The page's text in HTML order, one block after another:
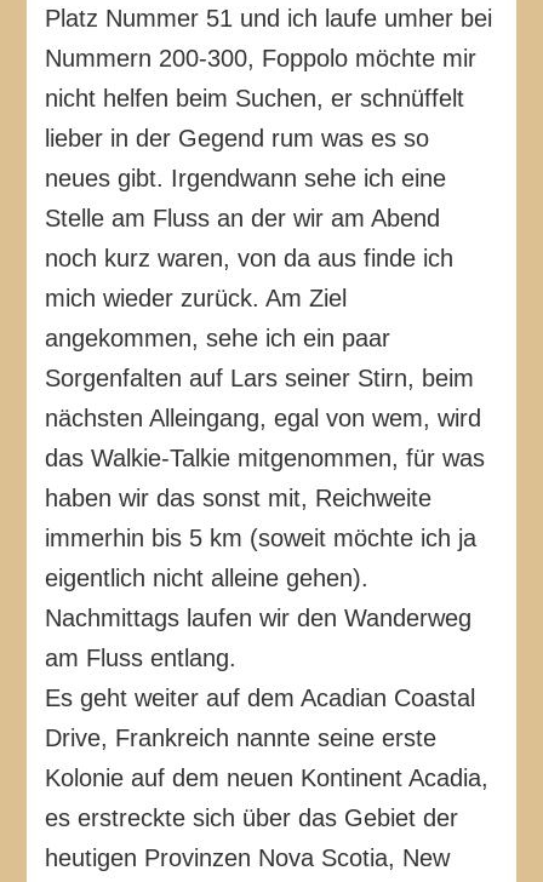
Platz Nummer 51 und ich laufe umher bei
Nummern 200-300, Foppolo möchte mir
nicht helfen beim Suchen, er schnüffelt
lieber in der Gegend rum was es so
neues gibt. Irgendwann sehe ich eine
Stelle am Fluss an der wir am Abend
noch kurz waren, von da aus finde ich
mich wieder zurück. Am Ziel
angekommen, sehe ich ein paar
Sorgenfalten auf Lars seiner Stirn, beim
nächsten Alleingang, egal von wem, wird
das Walkie-Talkie mitgenommen, für was
haben wir das sonst mit, Reichweite
immerhin bis 5 km (soweit möchte ich ja
eigentlich nicht alleine gehen).
Nachmittags laufen wir den Wanderweg
am Fluss entlang.
Es geht weiter auf dem Acadian Coastal
Drive, Frankreich nannte seine erste
Kolonie auf dem neuen Kontinent Acadia,
es erstreckte sich über das Gebiet der
heutigen Provinzen Nova Scotia, New